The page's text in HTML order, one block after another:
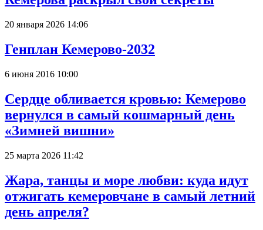
20 января 2026 14:06
Генплан Кемерово-2032
6 июня 2016 10:00
Сердце обливается кровью: Кемерово
вернулся в самый кошмарный день
«Зимней вишни»
25 марта 2026 11:42
Жара, танцы и море любви: куда идут
отжигать кемеровчане в самый летний
день апреля?